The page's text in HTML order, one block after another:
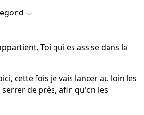
Toi qui es assise dans la
cette fois je vais lancer au loin les
serrer de près, afin qu'on les